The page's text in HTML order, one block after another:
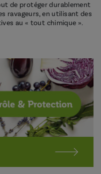
de protéger durablement
ravageurs, en utilisant des
au « tout chimique ».